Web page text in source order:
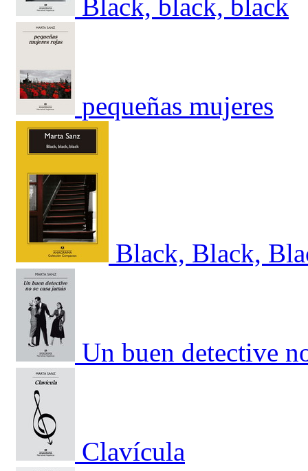
Black, black, black
pequeñas mujeres
Black, Black,
Un buen detective
Clavícula